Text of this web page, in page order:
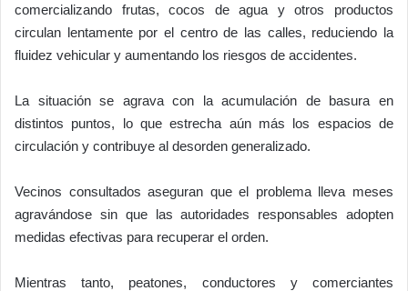
comercializando frutas, cocos de agua y otros productos
circulan lentamente por el centro de las calles, reduciendo la
fluidez vehicular y aumentando los riesgos de accidentes.
La situación se agrava con la acumulación de basura en
distintos puntos, lo que estrecha aún más los espacios de
circulación y contribuye al desorden generalizado.
Vecinos consultados aseguran que el problema lleva meses
agravándose sin que las autoridades responsables adopten
medidas efectivas para recuperar el orden.
Mientras tanto, peatones, conductores y comerciantes